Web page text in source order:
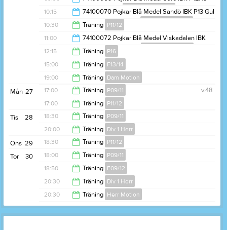
10:30
Sandö IBK P13 Gul Föreningsdomare
10:10
10:15
74100070 Pojkar Blå Medel Sandö IBK P13 Gul
Viskadalen IBK P/F 12/13
10:55
10:30 Träning P11/12
12:00
11:00
74100072 Pojkar Blå Medel Viskadalen IBK
P/F 12/13 Särö IBK P12/13
11:40
12:15 Träning P16
13:30
15:00 Träning F13/14
16:30
19:00 Träning Dam Motion
20:30
27
Mån v.48
17:00 Träning P09/11
18:30
17:00 Träning P11/12
18:30
28
Tis 18:30 Träning P09/11
20:00
20:00 Träning Div 1 Herr
21:30
29
Ons 18:30 Träning P11/12
20:00
30
Tor 18:00 Träning P09/11
19:15
18:50 Träning F09/12
20:30
20:30 Träning Div 1 Herr
22:00
20:30 Träning Herr Motion